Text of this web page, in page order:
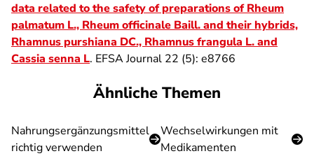
data related to the safety of preparations of Rheum
palmatum L., Rheum officinale Baill. and their hybrids,
Rhamnus purshiana DC., Rhamnus frangula L. and
Cassia senna L. EFSA Journal 22 (5): e8766
Ähnliche Themen
Nahrungsergänzungsmittel
richtig verwenden
Wechselwirkungen mit
Medikamenten